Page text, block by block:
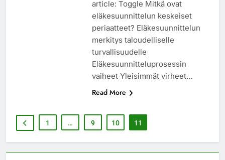
article: Toggle Mitkä ovat
eläkesuunnittelun keskeiset
periaatteet? Eläkesuunnittelun
merkitys taloudelliselle
turvallisuudelle
Eläkesuunnitteluprosessin
vaiheet Yleisimmät virheet…
Read More
1 … 9 10 11